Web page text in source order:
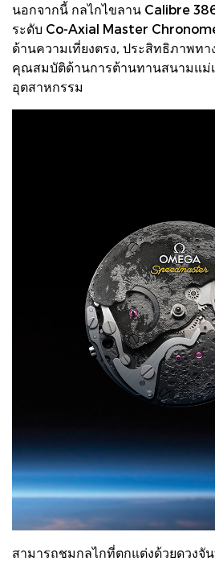
นอกจากนี้ กลไกไขลาน Calibre
ระดับ Co-Axial Master
ด้านความเที่ยงตรง, ประสิทธิภาพทา
คุณสมบัติด้านการต้านทานสนามแม่
อุตสาหกรรม
สามารถชมกลไกที่ตกแต่งด้วยดวงจั